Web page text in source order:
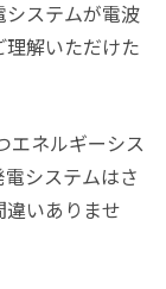
ステムが電波
解いただけた
エネルギーシス
システムはさ
いありませ